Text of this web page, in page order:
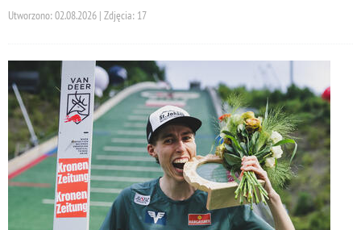
Utworzono: 02.08.2026 | Zdjęcia: 17